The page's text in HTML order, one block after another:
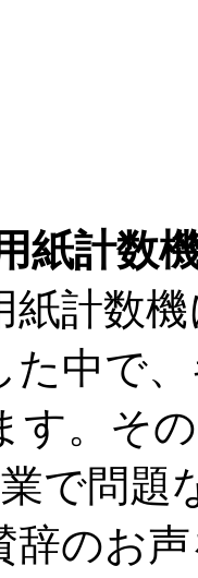
紙計数
紙計数
た中で
す。そ
で問
辞のお